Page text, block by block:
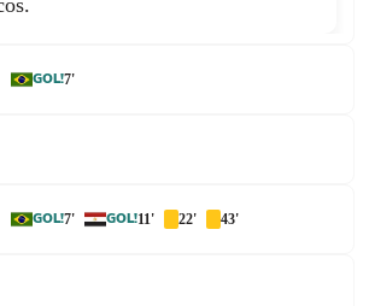
GOL!7'
Brasileira, apesar de alguns
criatividade para os atacantes
GOL!7' GOL!11' 22' 43'
tempo, Brasil 1, Egypt 1.